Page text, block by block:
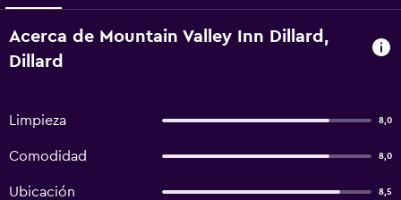
Acerca de Mountain Valley Inn Dillard,
Dillard
Limpieza 8,0
Comodidad 8,0
Ubicación 8,5